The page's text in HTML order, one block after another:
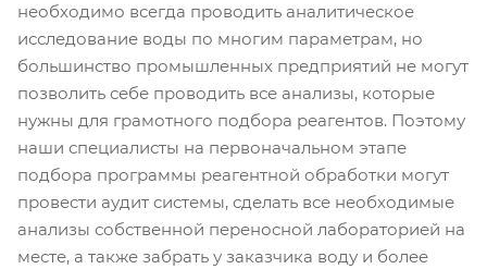
необходимо всегда проводить аналитическое
исследование воды по многим параметрам, но
большинство промышленных предприятий не могут
позволить себе проводить все анализы, которые
нужны для грамотного подбора реагентов. Поэтому
наши специалисты на первоначальном этапе
подбора программы реагентной обработки могут
провести аудит системы, сделать все необходимые
анализы собственной переносной лабораторией на
месте, а также забрать у заказчика воду и более